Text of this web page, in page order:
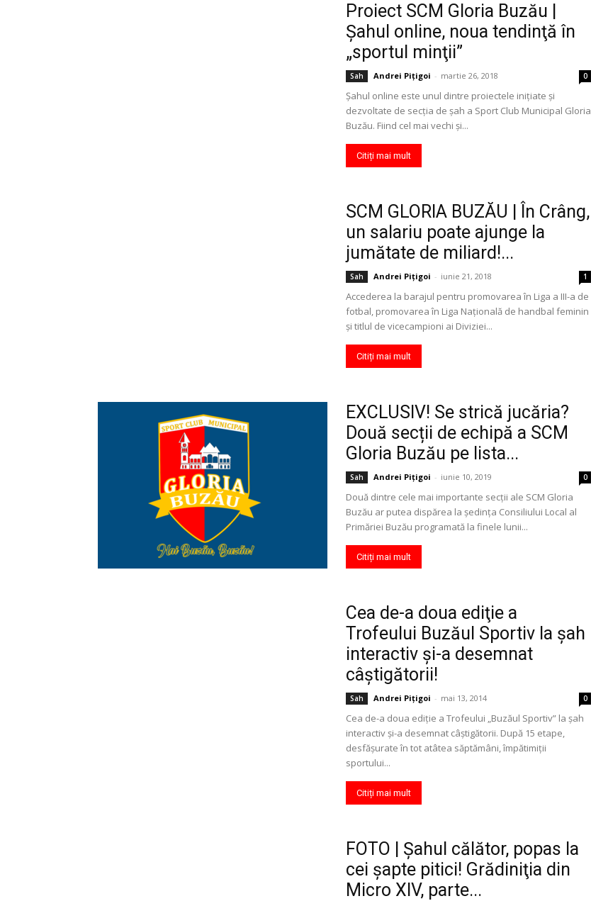
Proiect SCM Gloria Buzău |
Şahul online, noua tendinţă în
„sportul minţii”
Sah Andrei Pițigoi - martie 26, 2018 0
Şahul online este unul dintre proiectele iniţiate şi
dezvoltate de secţia de şah a Sport Club Municipal Gloria
Buzău. Fiind cel mai vechi şi...
Citiți mai mult
SCM GLORIA BUZĂU | În Crâng,
un salariu poate ajunge la
jumătate de miliard!...
Sah Andrei Pițigoi - iunie 21, 2018 1
Accederea la barajul pentru promovarea în Liga a III-a de
fotbal, promovarea în Liga Naţională de handbal feminin
şi titlul de vicecampioni ai Diviziei...
Citiți mai mult
EXCLUSIV! Se strică jucăria?
Două secții de echipă a SCM
Gloria Buzău pe lista...
Sah Andrei Pițigoi - iunie 10, 2019 0
Două dintre cele mai importante secții ale SCM Gloria
Buzău ar putea dispărea la ședința Consiliului Local al
Primăriei Buzău programată la finele lunii...
Citiți mai mult
Cea de-a doua ediţie a
Trofeului Buzăul Sportiv la şah
interactiv şi-a desemnat
câştigătorii!
Sah Andrei Pițigoi - mai 13, 2014 0
Cea de-a doua ediţie a Trofeului „Buzăul Sportiv” la şah
interactiv şi-a desemnat câştigătorii. După 15 etape,
desfăşurate în tot atâtea săptămâni, împătimiţii
sportului...
Citiți mai mult
FOTO | Şahul călător, popas la
cei şapte pitici! Grădiniţia din
Micro XIV, parte...